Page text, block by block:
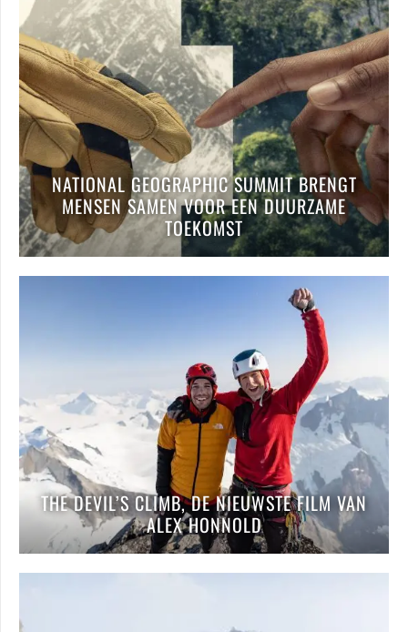
NATIONAL GEOGRAPHIC SUMMIT BRENGT
MENSEN SAMEN VOOR EEN DUURZAME
TOEKOMST
THE DEVIL’S CLIMB, DE NIEUWSTE FILM VAN
ALEX HONNOLD